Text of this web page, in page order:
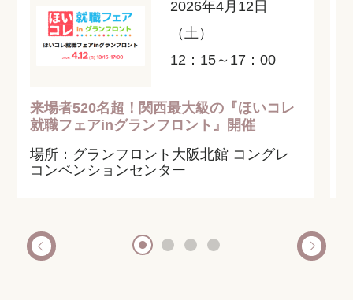
2026年4月12日
（土）
12：15～17：00
来場者520名超！関西最大級の『ほいコレ
就職フェアinグランフロント』開催
場所：グランフロント大阪北館 コングレ
コンベンションセンター